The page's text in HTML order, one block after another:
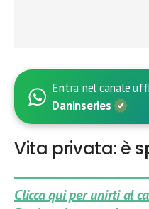
Entra nel canale
Daninseries
Vita privata: è
Clicca qui per unirti al